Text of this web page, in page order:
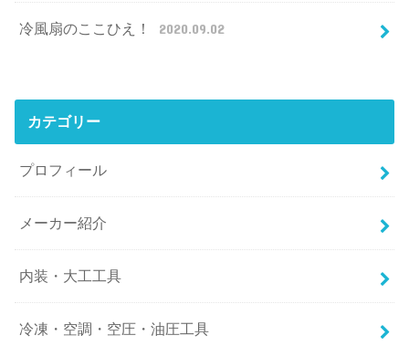
冷風扇のここひえ！ 2020.09.02
カテゴリー
プロフィール
メーカー紹介
内装・大工工具
冷凍・空調・空圧・油圧工具